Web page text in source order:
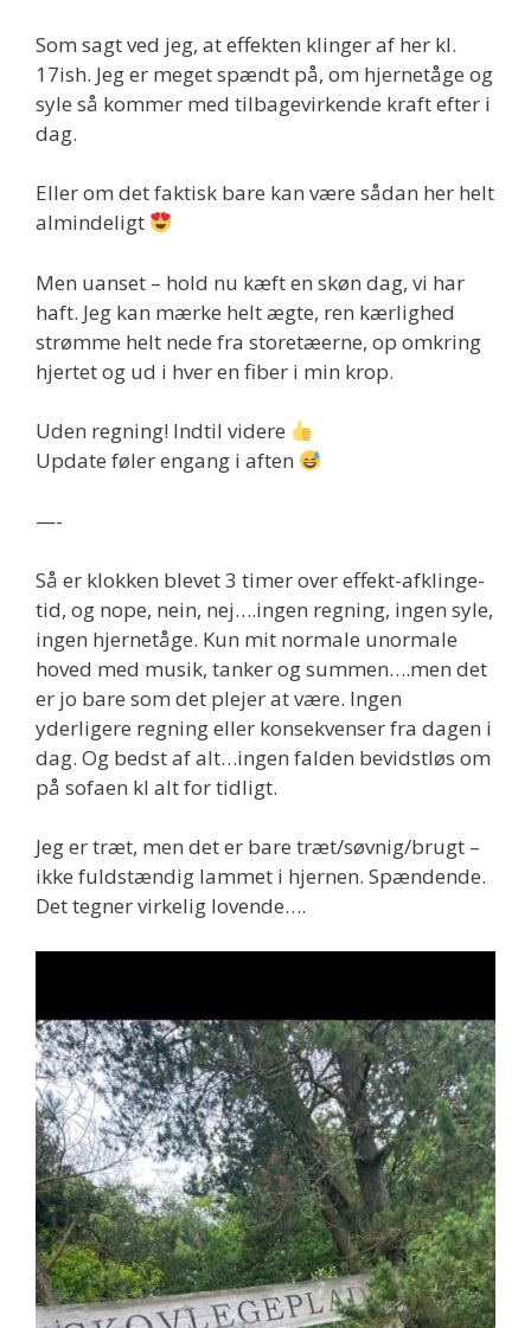
Som sagt ved jeg, at effekten klinger af her kl.
17ish. Jeg er meget spændt på, om hjernetåge og
syle så kommer med tilbagevirkende kraft efter i
dag.
Eller om det faktisk bare kan være sådan her helt
almindeligt
Men uanset – hold nu kæft en skøn dag, vi har
haft. Jeg kan mærke helt ægte, ren kærlighed
strømme helt nede fra storetæerne, op omkring
hjertet og ud i hver en fiber i min krop.
Uden regning! Indtil videre
Update føler engang i aften
—-
Så er klokken blevet 3 timer over effekt-afklinge-
tid, og nope, nein, nej….ingen regning, ingen syle,
ingen hjernetåge. Kun mit normale unormale
hoved med musik, tanker og summen….men det
er jo bare som det plejer at være. Ingen
yderligere regning eller konsekvenser fra dagen i
dag. Og bedst af alt…ingen falden bevidstløs om
på sofaen kl alt for tidligt.
Jeg er træt, men det er bare træt/søvnig/brugt –
ikke fuldstændig lammet i hjernen. Spændende.
Det tegner virkelig lovende….